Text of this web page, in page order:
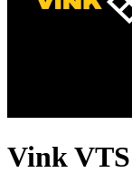
Vink VTS